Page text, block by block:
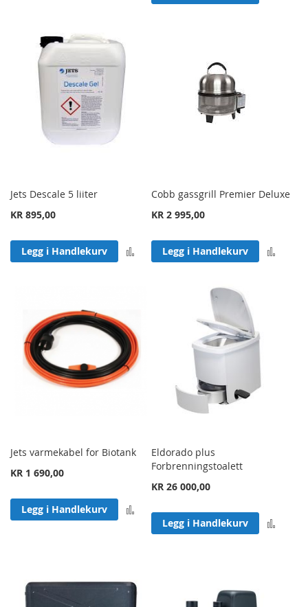
Jets Descale 5 liiter
KR 895,00
Legg i Handlekurv Legg til sammenligning
Cobb gassgrill Premier Deluxe
KR 2 995,00
Legg i Handlekurv
Jets varmekabel for Biotank
KR 1 690,00
Legg i Handlekurv
Eldorado plus
Forbrenningstoalett
KR 26 000,00
Legg i Handlekurv